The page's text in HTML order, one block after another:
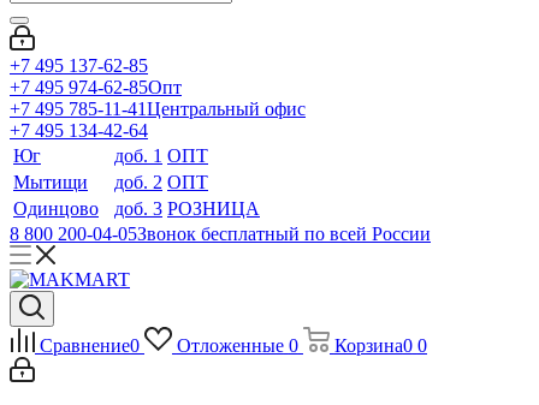
+7 495 137-62-85
+7 495 974-62-85Опт
+7 495 785-11-41Центральный офис
+7 495 134-42-64
Юг
доб. 1 ОПТ
Мытищи
доб. 2 ОПТ
Одинцово
доб. 3 РОЗНИЦА
8 800 200-04-05Звонок бесплатный по всей России
Сравнение0 Отложенные 0 Корзина0 0